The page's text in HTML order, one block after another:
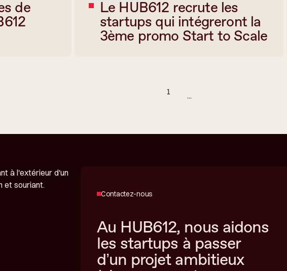
de
Le HUB612 recrute les
startups qui intégreront la
3ème promo Start to Scale
1 ...
Contactez-nous
Au HUB612, nous aidons
les startups à passer
d’un projet ambitieux